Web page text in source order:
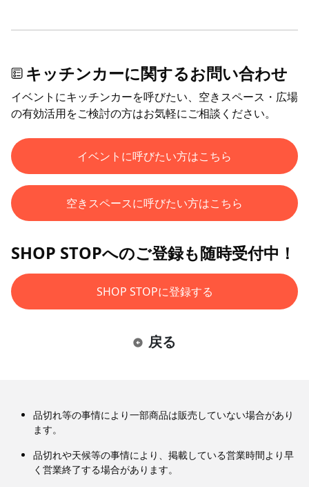
キッチンカーに関するお問い合わせ
イベントにキッチンカーを呼びたい、空きスペース・広場
の有効活用をご検討の方はお気軽にご相談ください。
イベントに呼びたい方はこちら
空きスペースに呼びたい方はこちら
SHOP STOPへのご登録も随時受付中！
SHOP STOPに登録する
戻る
品切れ等の事情により一部商品は販売していない場合があり
ます。
品切れや天候等の事情により、掲載している営業時間より早
く営業終了する場合があります。